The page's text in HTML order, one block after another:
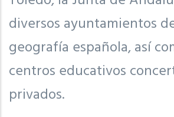
diversos ayuntamientos
geografía española, así
centros educativos
privados.